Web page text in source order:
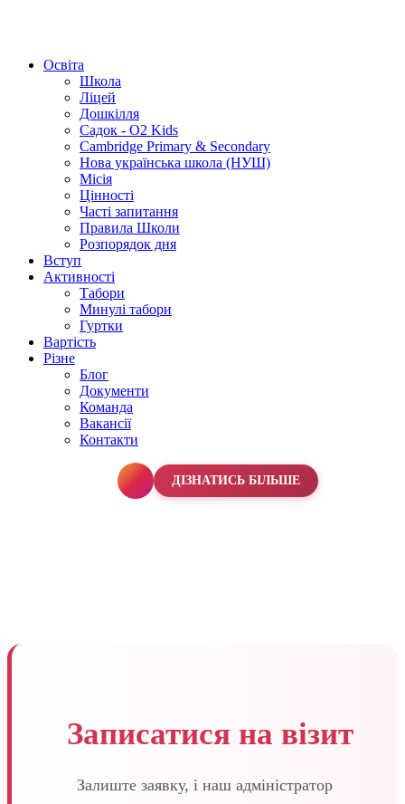
Освіта
Школа
Ліцей
Дошкілля
Садок - O2 Kids
Cambridge Primary & Secondary
Нова українська школа (НУШ)
Місія
Цінності
Часті запитання
Правила Школи
Розпорядок дня
Вступ
Активності
Табори
Минулі табори
Гуртки
Вартість
Різне
Блог
Документи
Команда
Вакансії
Контакти
ДІЗНАТИСЬ БІЛЬШЕ
Записатися на візит
Залиште заявку, і наш адміністратор